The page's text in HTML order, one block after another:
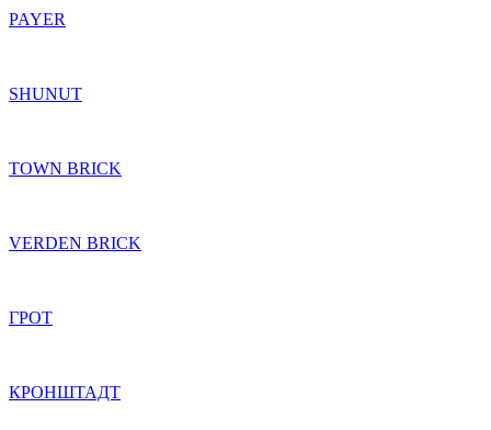
PAYER
SHUNUT
TOWN BRICK
VERDEN BRICK
ГРОТ
КРОНШТАДТ